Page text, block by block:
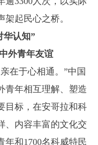
起民心之桥。
华认知”
外青年友谊
在于心相通。”中国
青年相互理解、塑造
目标，在安哥拉和科
、内容丰富的文化交
年和1700名科威特民